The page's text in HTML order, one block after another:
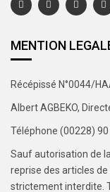
MENTION
Récépissé N°0044/
Albert AGBEKO,
Téléphone (00228)
Sauf autorisation de
reprise des articles
strictement interdite.